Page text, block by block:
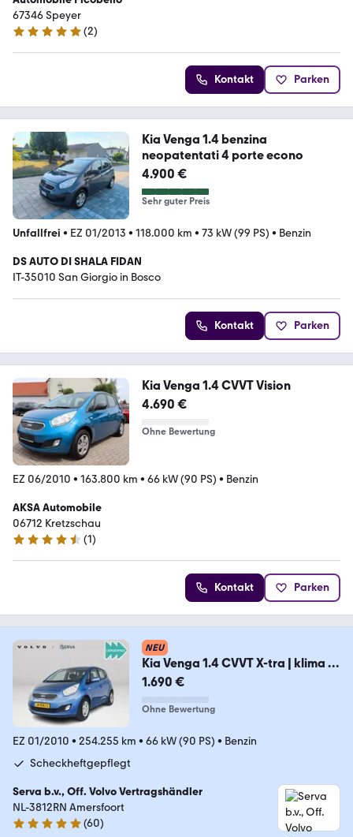
67346 Speyer
5 Sterne
(2)
Kontakt Parken
Kia Venga 1.4 benzina
neopatentati 4 porte econo
4.900 €
Sehr guter Preis
Unfallfrei • EZ 01/2013 • 118.000 km • 73 kW (99 PS) • Benzin
DS AUTO DI SHALA FIDAN
IT-35010 San Giorgio in Bosco
Kontakt Parken
Kia Venga 1.4 CVVT Vision
4.690 €
Ohne Bewertung
EZ 06/2010 • 163.800 km • 66 kW (90 PS) • Benzin
AKSA Automobile
06712 Kretzschau
4.3 Sterne
(1)
Kontakt Parken
NEU
Kia Venga 1.4 CVVT X-tra | klima |
Tempomat | Proble
1.690 €
Ohne Bewertung
EZ 01/2010 • 254.255 km • 66 kW (90 PS) • Benzin
Scheckheftgepflegt
Serva b.v., Off. Volvo Vertragshändler
NL-3812RN Amersfoort
4.9 Sterne
(60)